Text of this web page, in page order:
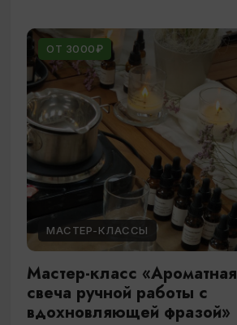
ОТ 3000₽
МАСТЕР-КЛАССЫ
Мастер-класс
свеча ручной работы с
вдохновляющей фразой»